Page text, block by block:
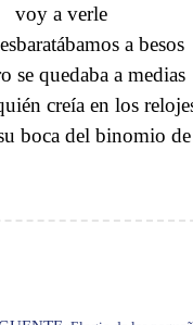
voy a verle
a besos
se quedaba a medias
creía en los
boca del binomio